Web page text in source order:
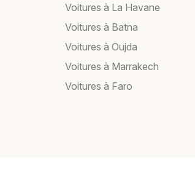
Voitures à La Havane
Voitures à Batna
Voitures à Oujda
Voitures à Marrakech
Voitures à Faro